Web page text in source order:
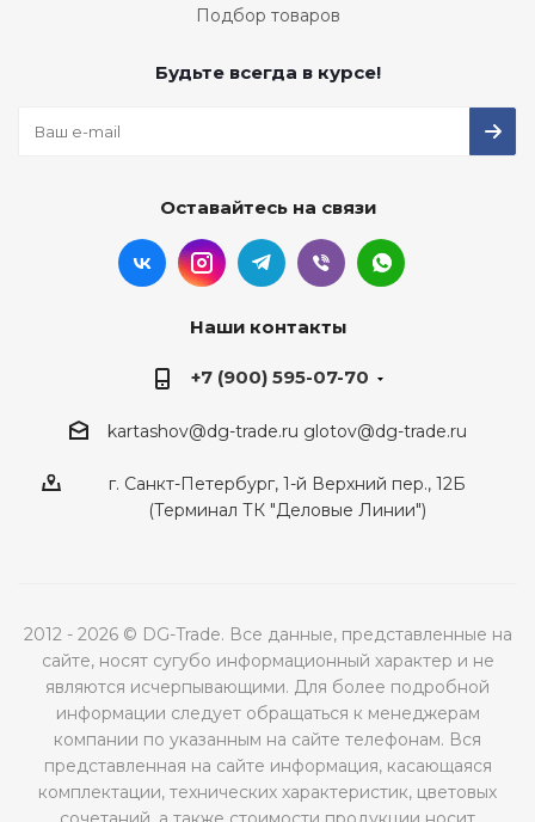
Подбор товаров
Будьте всегда в курсе!
Оставайтесь на связи
Наши контакты
+7 (900) 595-07-70
kartashov@dg-trade.ru glotov@dg-trade.ru
г. Санкт-Петербург, 1-й Верхний пер., 12Б
(Терминал ТК "Деловые Линии")
2012 - 2026 © DG-Trade. Все данные, представленные на
сайте, носят сугубо информационный характер и не
являются исчерпывающими. Для более подробной
информации следует обращаться к менеджерам
компании по указанным на сайте телефонам. Вся
представленная на сайте информация, касающаяся
комплектации, технических характеристик, цветовых